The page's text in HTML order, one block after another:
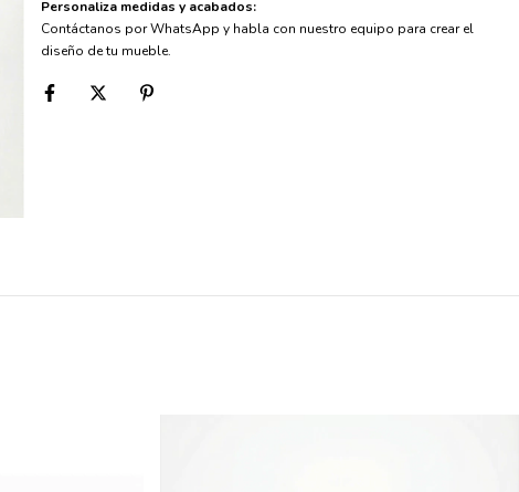
Personaliza medidas y acabados:
Contáctanos por WhatsApp y habla con nuestro equipo para crear el
diseño de tu mueble.